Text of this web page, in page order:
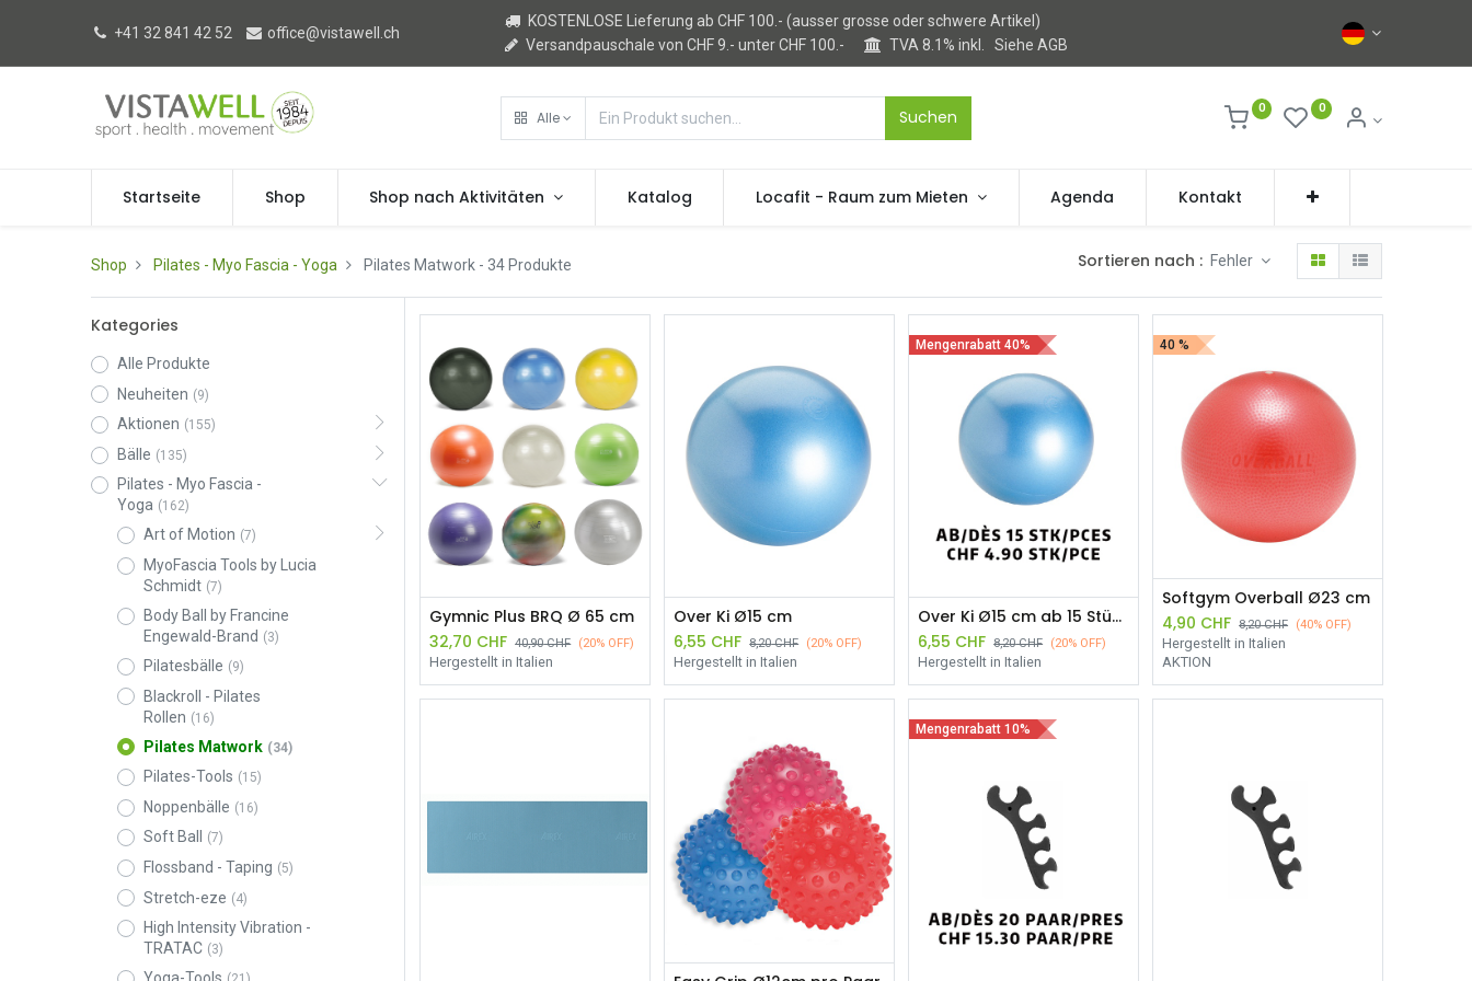
+41 32 841 42 52 office@vistawell.ch
KOSTENLOSE Lieferung ab CHF 100.- (ausser grosse oder schwere Artikel)
Versandpauschale von CHF 9.- unter CHF 100.-
TVA 8.1% inkl.Siehe AGB
Alle Suchen 0 0
Startseite Shop Shop nach Aktivitäten Katalog Locafit - Raum zum Mieten Agenda Kontakt
Shop Pilates - Myo Fascia - Yoga Pilates Matwork- 34 Produkte Sortieren nach : Fehler
Kategories
Alle Produkte
Neuheiten (9)
Aktionen (155)
Bälle (135)
Pilates - Myo Fascia -
Yoga (162)
Art of Motion (7)
MyoFascia Tools by Lucia
Schmidt (7)
Body Ball by Francine
Engewald-Brand (3)
Pilatesbälle (9)
Blackroll - Pilates
Rollen (16)
Pilates Matwork (34)
Pilates-Tools (15)
Noppenbälle (16)
Soft Ball (7)
Flossband - Taping (5)
Stretch-eze (4)
High Intensity Vibration -
TRATAC (3)
Gymnic Plus BRQ Ø 65 cm
32,70 CHF 40,90CHF (20% OFF)
Hergestellt in Italien
Over Ki Ø15 cm
6,55 CHF 8,20CHF (20% OFF)
Hergestellt in Italien
Over Ki Ø15 cm ab 15 Stück
6,55 CHF 8,20CHF (20% OFF)
Hergestellt in Italien
Mengenrabatt 40%
Softgym Overball Ø23 cm
4,90 CHF 8,20CHF (40% OFF)
Hergestellt in Italien
AKTION
40 %
Mengenrabatt 10%